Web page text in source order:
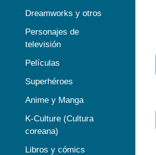
Dreamworks y otros
Personajes de
televisión
Películas
Superhéroes
Anime y Manga
K-Culture (Cultura
coreana)
Libros y cómics